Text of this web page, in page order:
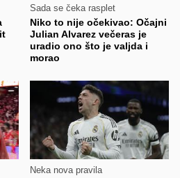
Sada se čeka rasplet
Niko to nije očekivao: Očajni
Julian Alvarez večeras je
uradio ono što je valjda i
morao
Neka nova pravila